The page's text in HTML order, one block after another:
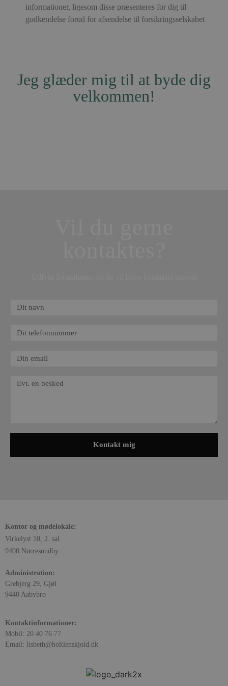
informationer, ligesom disse præsenteres for dig til
godkendelse forud for afsendelse til forsikringsselskabet
Jeg glæder mig til at byde dig
velkommen!
Kontakt mig
Kontor og mødelokale:
Virkelyst 10, 2. sal
9400 Nørresundby
Administration:
Grebjerg 29, Gjøl
9440 Aabybro
Kontaktinformationer:
Mobil: 20 40 76 77
Email: lisbeth@holtlenskjold.dk
CookieScriptConsent
CookieScript
holtlenskjold.dk
4 uger 2
dage
cookie
til
Det er